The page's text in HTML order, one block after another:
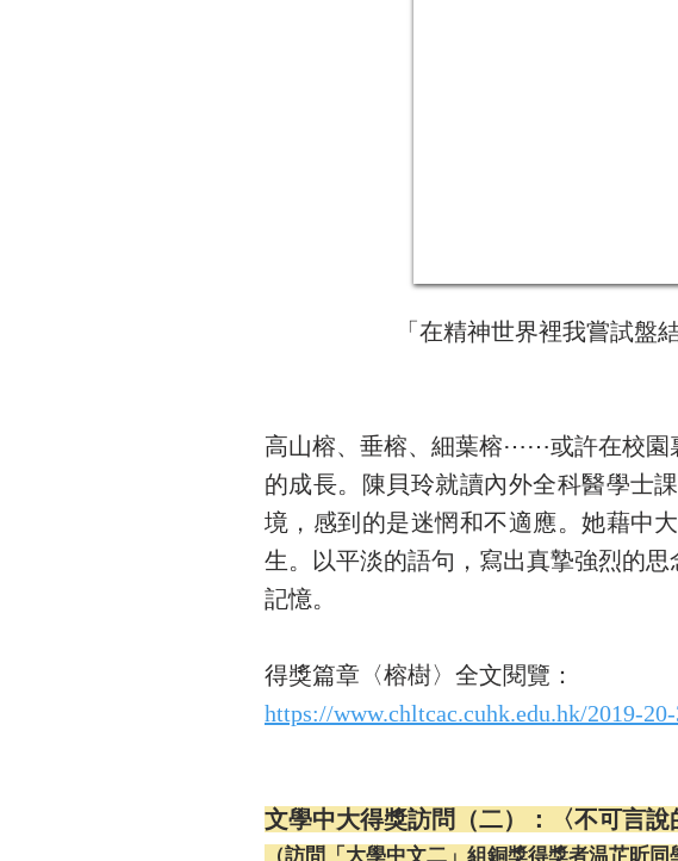
「在精神世界裡我嘗試盤
高山榕、垂榕、細葉榕⋯⋯或許在校園
的成長。陳貝玲就讀內外全科醫學士
境，感到的是迷惘和不適應。她藉中
生。以平淡的語句，寫出真摯強烈的
記憶。
得獎篇章〈榕樹〉全文閱覽：
https://www.chltcac.cuhk.edu.hk/2019-
文學中大得獎訪問（二）：〈不可言說
（訪問「大學中文二」組銅獎得獎者温芷昕同